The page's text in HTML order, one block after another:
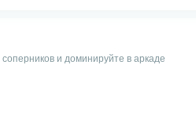
и доминируйте в аркаде